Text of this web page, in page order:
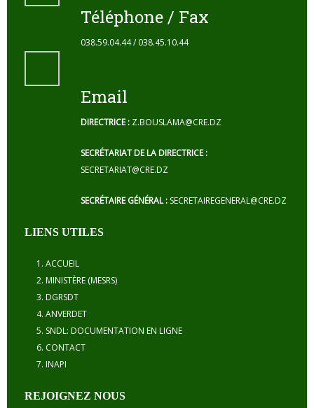
Téléphone / Fax
038.59.04.44 / 038.45.10.44
Email
DIRECTRICE : Z.BOUSLAMA@CRE.DZ
SECRÉTARIAT DE LA DIRECTRICE :
SECRETARIAT@CRE.DZ
SECRÉTAIRE GÉNÉRAL : SECRETAIREGENERAL@CRE.DZ
LIENS UTILES
ACCUEIL
MINISTÈRE (MESRS)
DGRSDT
ANVERDET
SNDL: DOCUMENTATION EN LIGNE
CONTACT
INAPI
REJOIGNEZ NOUS